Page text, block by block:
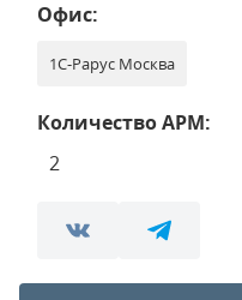
Офис:
1С-Рарус Москва
Количество АРМ:
2